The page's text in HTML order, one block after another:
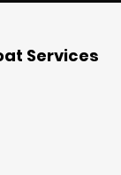
Services